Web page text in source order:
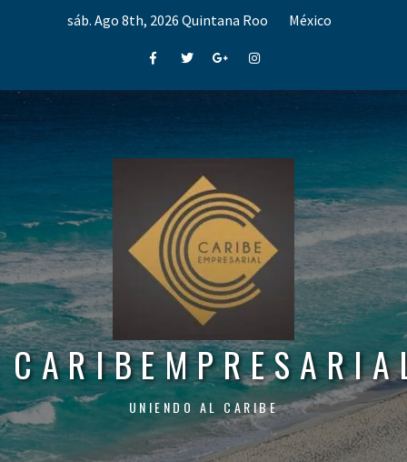
sáb. Ago 8th, 2026 Quintana Roo México
FacebookTwitterGoogle+Instagram
UNIENDO AL CARIBE